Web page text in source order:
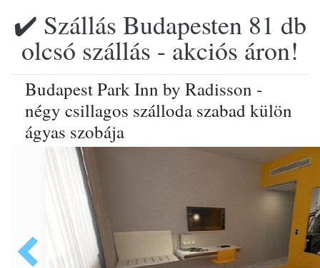
✔️ Szállás Budapesten 81 db
olcsó szállás - akciós áron!
Budapest Park Inn by Radisson -
négy csillagos szálloda szabad külön
ágyas szobája